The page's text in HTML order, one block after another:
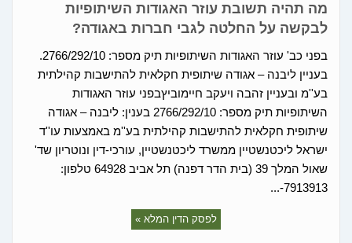
מה תהיה תשובת עוזר האגודות השיתופיות
לבקשה על החלטה לגבי חברות באגודה?
בפני כב' עוזר האגודות השיתופיות תיק מספר: 2766/292/10.
בעניין ליבנה – אגודה שיתופית חקלאית להתישבות קהילתית
בע''מ ובעניין זהבה ויעקב חיימוביץבפני עוזר האגודות
השיתופיות תיק מספר: 2766/292/10 בענין: ליבנה – אגודה
שיתופית חקלאית להתישבות קהילתית בע''מ באמצעות עו''ד
ישראל ליכטנשטיין ממשרד ליכטנשטיין, עורכי-דין ונוטריון שד'
שאול המלך 39 (בית הדר דפנה) תל אביב 64928 טלפון:
7913913-...
לפסק הדין המלא »